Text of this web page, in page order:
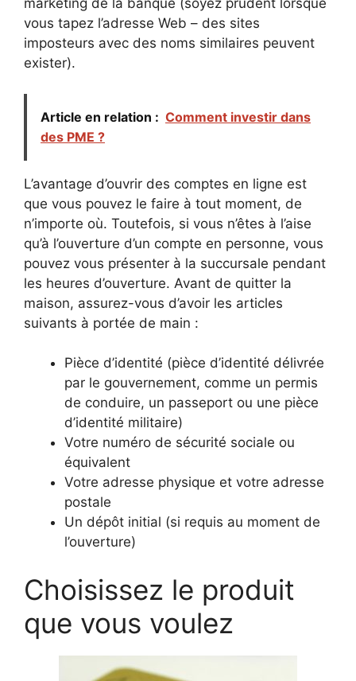
marketing de la banque (soyez prudent lorsque
vous tapez l’adresse Web – des sites
imposteurs avec des noms similaires peuvent
exister).
Article en relation : Comment investir dans
des PME ?
L’avantage d’ouvrir des comptes en ligne est
que vous pouvez le faire à tout moment, de
n’importe où. Toutefois, si vous n’êtes à l’aise
qu’à l’ouverture d’un compte en personne, vous
pouvez vous présenter à la succursale pendant
les heures d’ouverture. Avant de quitter la
maison, assurez-vous d’avoir les articles
suivants à portée de main :
Pièce d’identité (pièce d’identité délivrée
par le gouvernement, comme un permis
de conduire, un passeport ou une pièce
d’identité militaire)
Votre numéro de sécurité sociale ou
équivalent
Votre adresse physique et votre adresse
postale
Un dépôt initial (si requis au moment de
l’ouverture)
Choisissez le produit
que vous voulez